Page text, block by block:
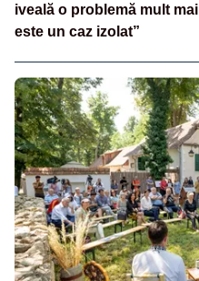
iveală o problemă mult
este un caz izolat”